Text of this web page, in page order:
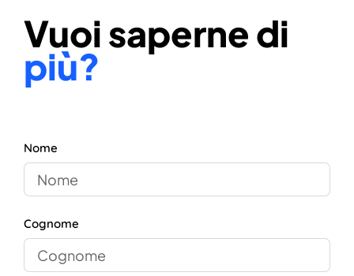
Vuoi saperne di
più?
Nome
Cognome